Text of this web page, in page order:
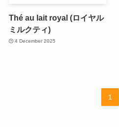
Thé au lait royal (ロイヤル
ミルクティ)
4 December 2025
1